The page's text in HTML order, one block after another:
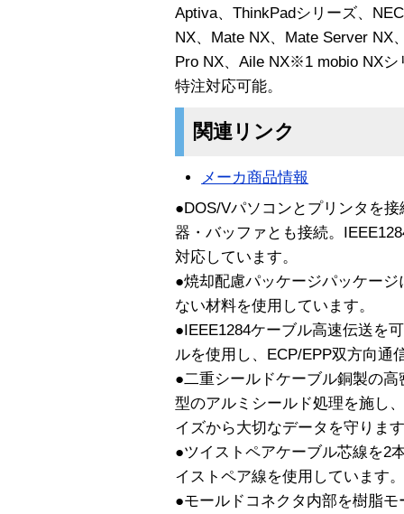
Aptiva、ThinkPadシリーズ、
NX、Mate NX、Mate Server NX
Pro NX、Aile NX※1 mobio NX
特注対応可能。
関連リンク
メーカ商品情報
●DOS/Vパソコンとプリンタを
器・バッファとも接続。
対応しています。
●焼却配慮パッケージパッケー
ない材料を使用しています。
●IEEE1284ケーブル高速伝送を
ルを使用し、ECP/EPP双方向通
●二重シールドケーブル銅製の
型のアルミシールド処理を施し
イズから大切なデータを守りま
●ツイストペアケーブル芯線を2
イストペア線を使用しています。
●モールドコネクタ内部を樹脂